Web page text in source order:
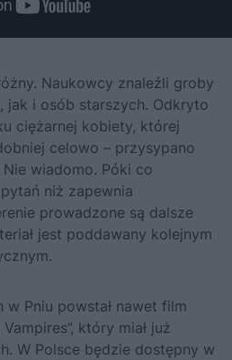
Naukowcy znaleźli groby
jak i osób starszych. Odkryto
ciężarnej kobiety, której
celowo – przysypano
wiadomo. Póki co
niż zapewnia
prowadzone są dalsze
jest poddawany kolejnym
Pniu powstał nawet film
który miał już
W Polsce będzie dostępny w